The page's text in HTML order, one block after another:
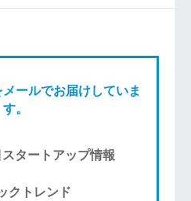
ールでお届けしていま
す。
タートアップ情報
クトレンド